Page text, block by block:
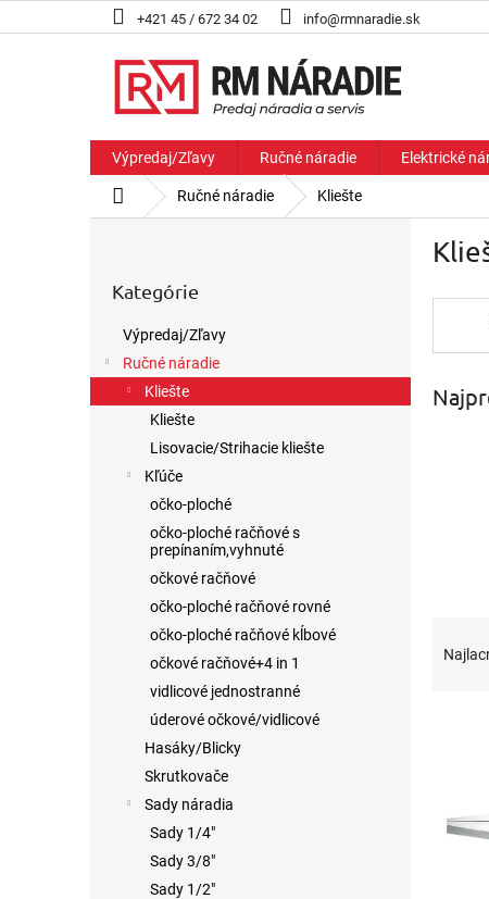
na
+421 45 / 672 34 02 info@rmnaradie.sk
Výpredaj/Zľavy Ručné náradie Elektrické
DomovRučné náradie Kliešte
a
kategórie
Kategórie
Výpredaj/Zľavy
Ručné náradie
Kliešte
Kliešte
Lisovacie/Strihacie kliešte
Kľúče
očko-ploché
očko-ploché račňové s
prepínaním,vyhnuté
očkové račňové
očko-ploché račňové rovné
očko-ploché račňové kĺbové
očkové račňové+4 in 1
vidlicové jednostranné
úderové očkové/vidlicové
Hasáky/Blicky
Skrutkovače
Sady náradia
Sady 1/4"
Sady 3/8"
Sady 1/2"